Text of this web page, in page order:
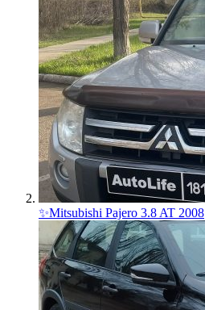
✨Mitsubishi Pajero 3.8 AT 2008